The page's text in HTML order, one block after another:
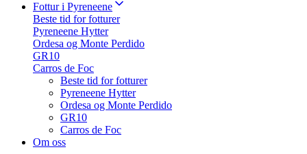
Fottur i Pyreneene
Beste tid for fotturer
Pyreneene Hytter
Ordesa og Monte Perdido
GR10
Carros de Foc
Beste tid for fotturer
Pyreneene Hytter
Ordesa og Monte Perdido
GR10
Carros de Foc
Om oss